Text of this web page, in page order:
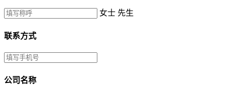
女士 先生
联系方式
公司名称